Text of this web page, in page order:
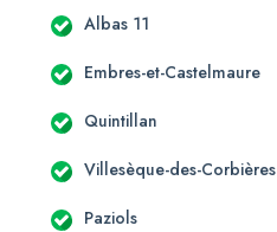
Albas 11
Embres-et-Castelmaure
Quintillan
Villesèque-des-Corbières
Paziols